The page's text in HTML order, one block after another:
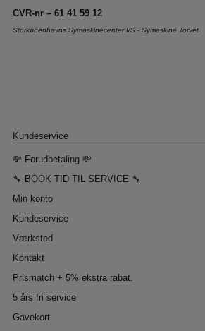
CVR-nr – 61 41 59 12
Storkøbenhavns Symaskinecenter I/S - Symaskine Torvet
Kundeservice
💸 Forudbetaling 💸
🔧 BOOK TID TIL SERVICE 🔧
Min konto
Kundeservice
Værksted
Kontakt
Prismatch + 5% ekstra rabat.
5 års fri service
Gavekort